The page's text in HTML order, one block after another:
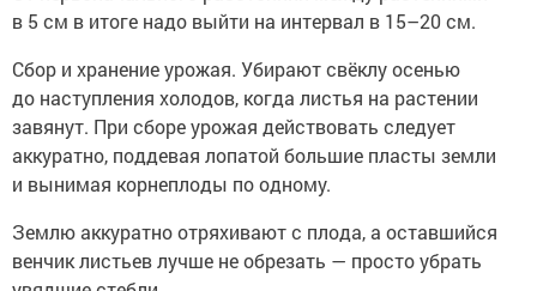
в 5 см в итоге надо выйти на интервал в 15–20 см.
Сбор и хранение урожая. Убирают свёклу осенью
до наступления холодов, когда листья на растении
завянут. При сборе урожая действовать следует
аккуратно, поддевая лопатой большие пласты земли
и вынимая корнеплоды по одному.
Землю аккуратно отряхивают с плода, а оставшийся
венчик листьев лучше не обрезать — просто убрать